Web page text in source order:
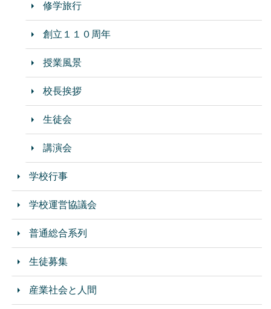
修学旅行
創立１１０周年
授業風景
校長挨拶
生徒会
講演会
学校行事
学校運営協議会
普通総合系列
生徒募集
産業社会と人間